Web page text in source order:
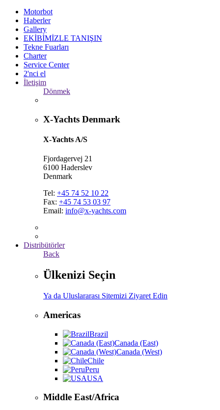
Motorbot
Haberler
Gallery
EKİBİMİZLE TANIŞIN
Tekne Fuarları
Charter
Service Center
2'nci el
İletişim
Dönmek
X-Yachts Denmark
X-Yachts A/S
Fjordagervej 21
6100 Haderslev
Denmark
Tel: +45 74 52 10 22
Fax: +45 74 53 03 97
Email: info@x-yachts.com
Distribütörler
Back
Ülkenizi Seçin
Ya da Uluslararası Sitemizi Ziyaret Edin
Americas
Brazil
Canada (East)
Canada (West)
Chile
Peru
USA
Middle East/Africa